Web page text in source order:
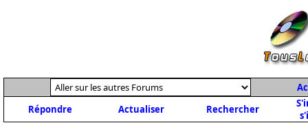
Répondre
Actualiser Rechercher